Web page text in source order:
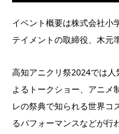
イベント概要は株式会社小
テイメントの取締役、木元
高知アニクリ祭2024では
よるトークショー、アニメ
レの祭典で知られる世界コ
るパフォーマンスなどが行